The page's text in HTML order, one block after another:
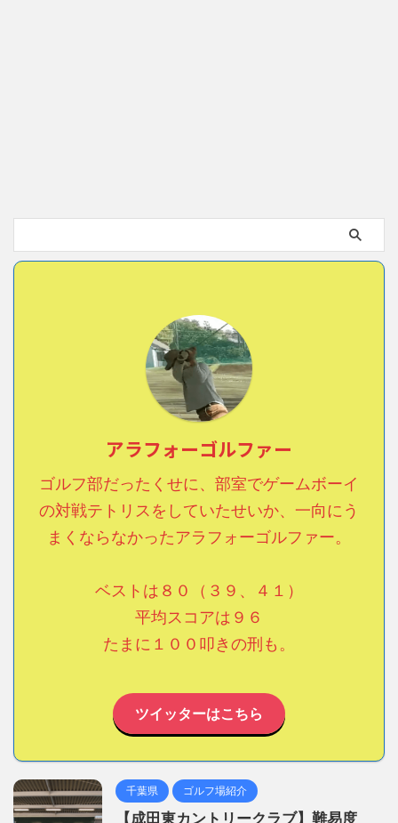
アラフォーゴルファー
ゴルフ部だったくせに、部室でゲームボーイ
の対戦テトリスをしていたせいか、一向にう
まくならなかったアラフォーゴルファー。
ベストは８０（３９、４１）
平均スコアは９６
たまに１００叩きの刑も。
ツイッターはこちら
千葉県 ゴルフ場紹介
【成田東カントリークラブ】難易度